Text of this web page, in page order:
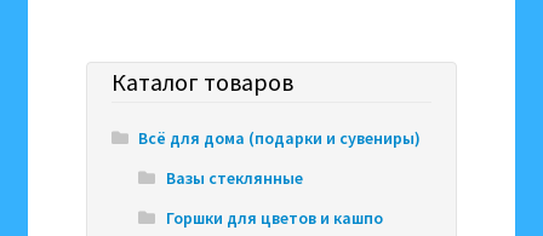
Каталог товаров
Всё для дома (подарки и сувениры)
Вазы стеклянные
Горшки для цветов и кашпо